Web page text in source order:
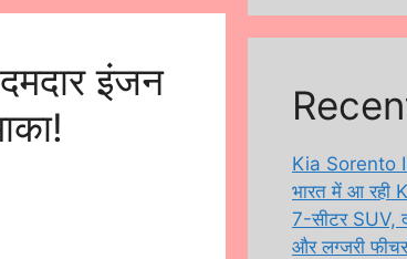
इंजन
Kia Sorento
भारत में आ रही
7-सीटर SUV,
और लग्जरी